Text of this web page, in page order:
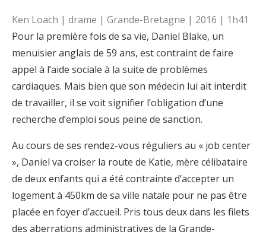
Ken Loach | drame | Grande-Bretagne | 2016 | 1h41
Pour la première fois de sa vie, Daniel Blake, un
menuisier anglais de 59 ans, est contraint de faire
appel à l’aide sociale à la suite de problèmes
cardiaques. Mais bien que son médecin lui ait interdit
de travailler, il se voit signifier l’obligation d’une
recherche d’emploi sous peine de sanction.
Au cours de ses rendez-vous réguliers au « job center
», Daniel va croiser la route de Katie, mère célibataire
de deux enfants qui a été contrainte d’accepter un
logement à 450km de sa ville natale pour ne pas être
placée en foyer d’accueil. Pris tous deux dans les filets
des aberrations administratives de la Grande-